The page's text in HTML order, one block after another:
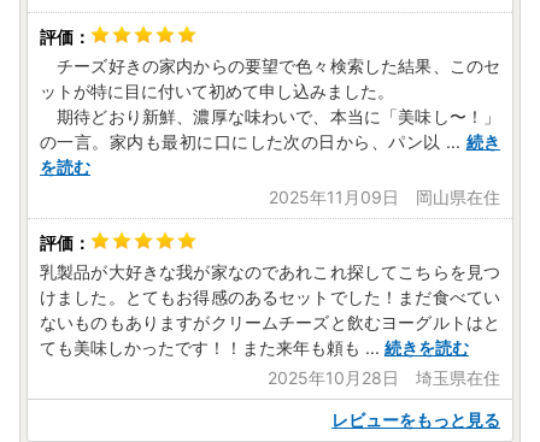
チーズ好きの家内からの要望で色々検索した結果、このセ
ットが特に目に付いて初めて申し込みました。
期待どおり新鮮、濃厚な味わいで、本当に「美味し〜！」
の一言。家内も最初に口にした次の日から、パン以 ... 続き
を読む
2025年11月09日 岡山県在住
乳製品が大好きな我が家なのであれこれ探してこちらを見つ
けました。とてもお得感のあるセットでした！まだ食べてい
ないものもありますがクリームチーズと飲むヨーグルトはと
ても美味しかったです！！また来年も頼も ... 続きを読む
2025年10月28日 埼玉県在住
レビューをもっと見る